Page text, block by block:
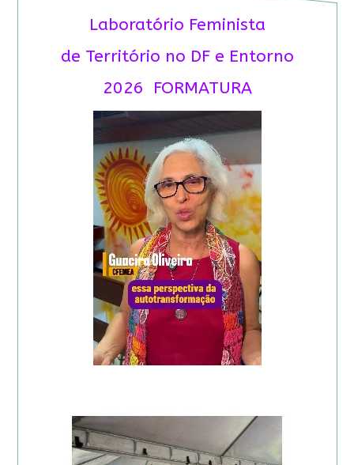
Laboratório Feminista
de Território no DF e Entorno
2026 FORMATURA